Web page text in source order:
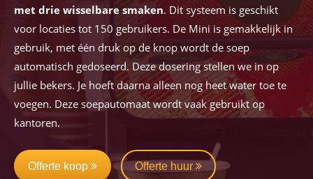
met drie wisselbare smaken. Dit systeem is geschikt
voor locaties tot 150 gebruikers. De Mini is gemakkelijk in
gebruik, met één druk op de knop wordt de soep
automatisch gedoseerd. Deze dosering stellen we in op
jullie bekers. Je hoeft daarna alleen nog heet water toe te
voegen. Deze soepautomaat wordt vaak gebruikt op
kantoren.
Offerte koop Offerte huur